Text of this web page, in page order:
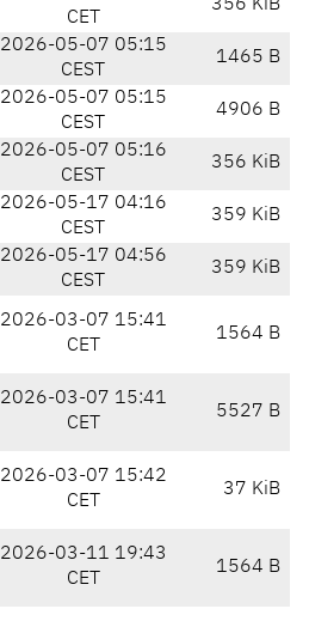
CET
356 KiB
2026-05-07 05:15
CEST
1465 B
2026-05-07 05:15
CEST
4906 B
2026-05-07 05:16
CEST
356 KiB
2026-05-17 04:16
CEST
359 KiB
2026-05-17 04:56
CEST
359 KiB
2026-03-07 15:41
CET
1564 B
2026-03-07 15:41
CET
5527 B
2026-03-07 15:42
CET
37 KiB
2026-03-11 19:43
CET
1564 B